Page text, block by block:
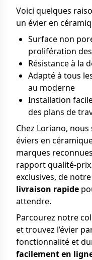
Voici quelques
un évier en
Surface non
prolifération
Résistance à la
Adapté à tous
au moderne
Installation
des plans de
Chez Loriano,
éviers en
marques
rapport qualité-
exclusives, de
livraison rapide
attendre.
Parcourez notre
et trouvez l’évier
fonctionnalité et
facilement en